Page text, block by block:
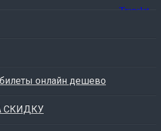
онлайн дешево
СКИДКУ